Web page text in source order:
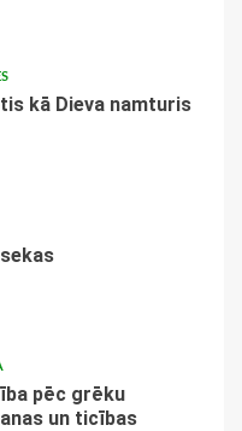
kā Dieva namturis
pēc grēku
un ticības